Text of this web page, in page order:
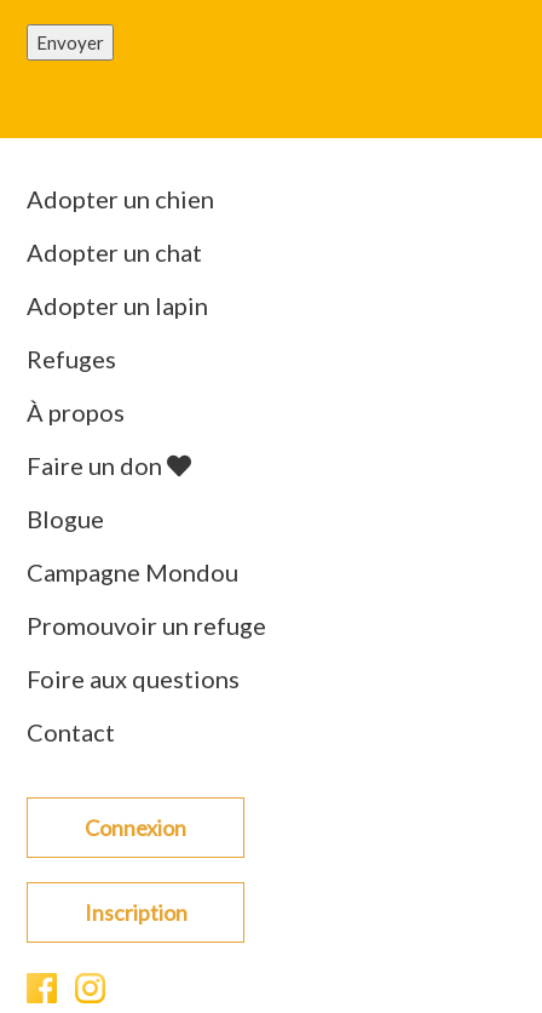
Envoyer
Adopter un chien
Adopter un chat
Adopter un lapin
Refuges
À propos
Faire un don
Blogue
Campagne Mondou
Promouvoir un refuge
Foire aux questions
Contact
Connexion
Inscription